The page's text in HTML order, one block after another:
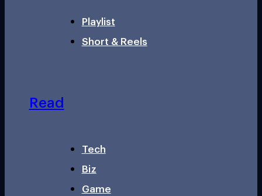
Playlist
Short & Reels
Read
Tech
Biz
Game